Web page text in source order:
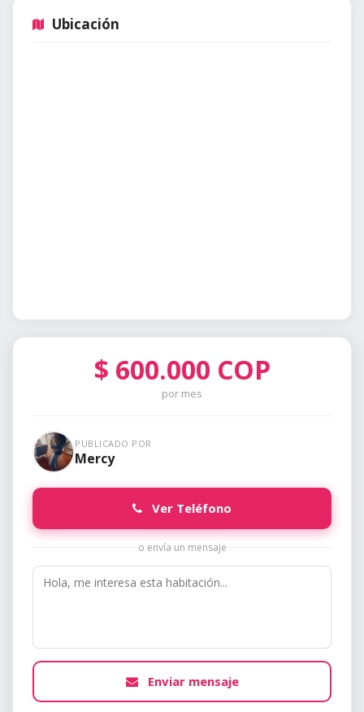
Ubicación
$ 600.000 COP
por mes
PUBLICADO POR
Mercy
Ver Teléfono
o envía un mensaje
Enviar mensaje